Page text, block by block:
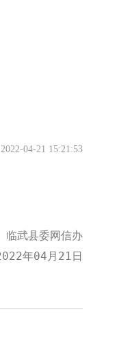
2022-04-21 15:21:53
临武县委网信办
年04月21日